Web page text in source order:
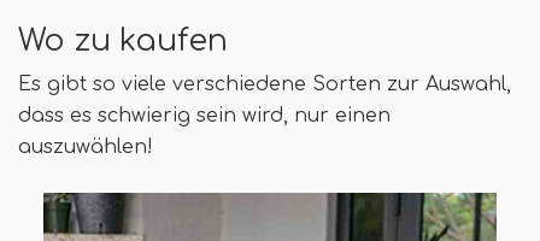
Wo zu kaufen
Es gibt so viele verschiedene Sorten zur Auswahl,
dass es schwierig sein wird, nur einen
auszuwählen!